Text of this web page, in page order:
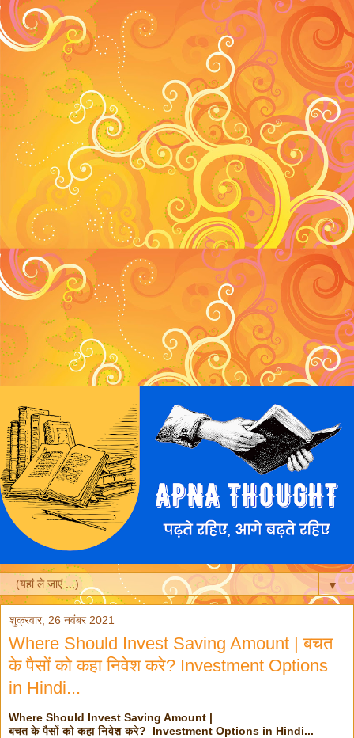
▼
शुक्रवार, 26 नवंबर 2021
Where Should Invest Saving Amount | बचत
के पैसों को कहा निवेश करे? Investment Options
in Hindi...
Where Should Invest Saving Amount |
बचत के पैसों को कहा निवेश करे? Investment Options in Hindi...